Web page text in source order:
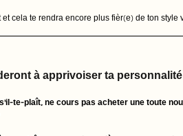
cela te rendra encore plus fièr(e) de ton style
à apprivoiser ta
te-plaît, ne cours pas acheter une toute